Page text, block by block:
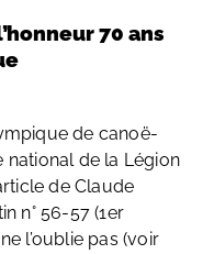
70 ans
de canoë-
national de la Légion
de Claude
n° 56-57 (1er
l’oublie pas (voir